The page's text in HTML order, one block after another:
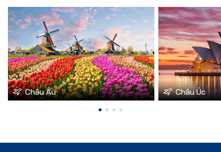
Châu Âu Châu Úc